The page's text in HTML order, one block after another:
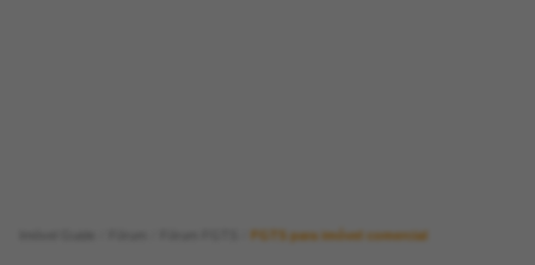
FGTS para imóvel comercial